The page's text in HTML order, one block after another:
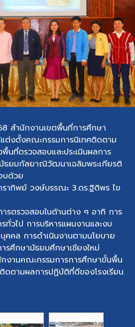
สำนักงานเขตพื้นที่การศึกษา
ต่งตั้งคณะกรรมการนิเทศติดตาม
นที่ตรวจสอบและประเมินผลการ
มัธยมกัลยาณิวัฒนาเฉลิมพระเกียรติ
บด้วย
ราทิพย์ วงษ์บรรณะ 3.ดร.ฐิติพร ไข
รตรวจสอบในด้านต่าง ๆ อาทิ การ
ทั่วไป การบริหารแผนงานและงบ
คคล การดำเนินงานตามนโยบาย
รศึกษามัธยมศึกษาเชียงใหม่
กงานคณะกรรมการการศึกษาขั้นพื้น
ตามผลการปฏิบัติที่ดีของโรงเรียน